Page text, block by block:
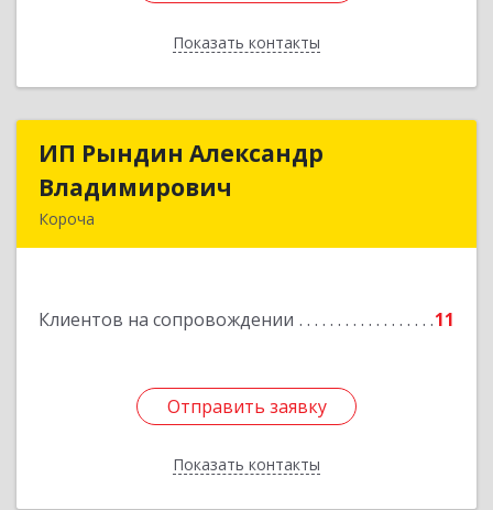
Показать контакты
Назад
ИП Рындин Александр
Владимирович
Короча
Клиентов на сопровождении 11
Отправить заявку
Показать контакты
ИП Рындин Александр
Подробнее
Отправить заявку
Назад